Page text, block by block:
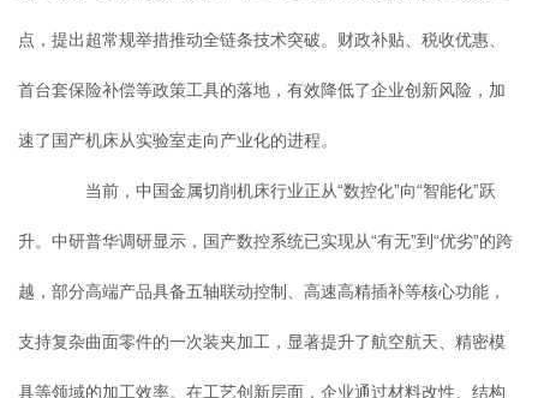
点，提出超常规举措推动全链条技术突破。财政补贴、税收优惠、
首台套保险补偿等政策工具的落地，有效降低了企业创新风险，加
速了国产机床从实验室走向产业化的进程。
当前，中国金属切削机床行业正从“数控化”向“智能化”跃
升。中研普华调研显示，国产数控系统已实现从“有无”到“优劣”的跨
越，部分高端产品具备五轴联动控制、高速高精插补等核心功能，
支持复杂曲面零件的一次装夹加工，显著提升了航空航天、精密模
具等领域的加工效率。在工艺创新层面，企业通过材料改性、结构